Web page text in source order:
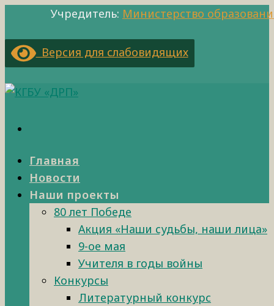
Учредитель: Министерство
Версия для слабовидящих
Главная
Новости
Наши проекты
80 лет Победе
Акция «Наши судьбы, наши лица»
9-ое мая
Учителя в годы войны
Конкурсы
Литературный конкурс